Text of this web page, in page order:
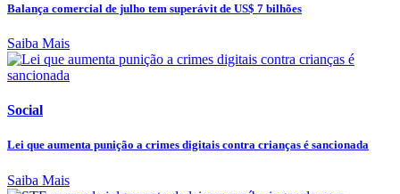
Balança comercial de julho tem superávit de US$ 7 bilhões
Saiba Mais
Social
Lei que aumenta punição a crimes digitais contra crianças é sancionada
Saiba Mais